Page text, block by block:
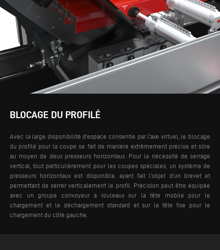
BLOCAGE DU PROFILÉ
Avec la large disponibilité d'espace consentie par l'axe virtuel, le blocage
du profilé pour la coupe se fait de manière extrêmement précise et sûre
au moyen de deux presseurs horizontaux. Pour la nécessité de serrage
vertical, tout particulièrement pour les coupes spéciales, un système de
presseurs horizontaux est disponible, ayant fait l'objet d'un brevet et
permettant de serrer verticalement le profil.
Précision peut être équipée
avec un groupe convoyeur à rouleaux sur la tête mobile pour le
chargement et le déchargement standard et sur la tête fixe pour le
chargement du côté gauche.